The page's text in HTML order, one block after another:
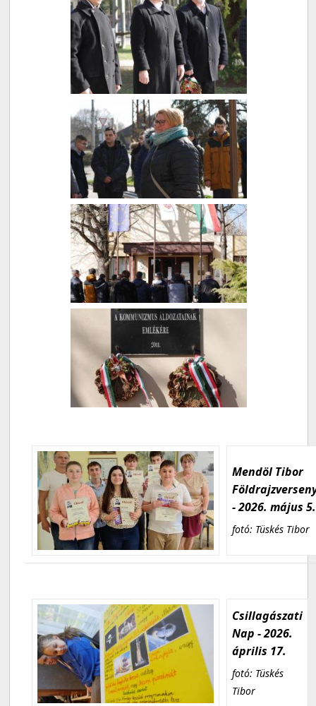
Mendöl Tibor
- 2026. május 5.
fotó: Tüskés Tibor
Csillagászati
Nap - 2026.
április 17.
fotó: Tüskés
Tibor